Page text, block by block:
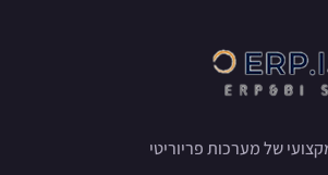
של מערכות פריוריטי